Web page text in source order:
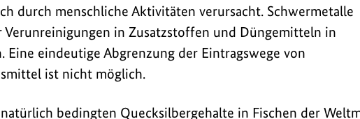
durch menschliche Aktivitäten verursacht. Schwermetalle
Verunreinigungen in Zusatzstoffen und Düngemitteln in
Eine eindeutige Abgrenzung der Eintragswege von
ist nicht möglich.
bedingten Quecksilbergehalte in Fischen der